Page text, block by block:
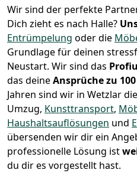
Wir sind der perfekte
Dich zieht es nach Halle?
Entrümpelung oder die
Grundlage für deinen
Neustart. Wir sind das
das deineAnsprüche zu
Jahren sind wir in Wetzlar
Umzug, Kunsttransport,
Haushaltsauflösungen und
übersenden wir dir ein
professionelle Lösung ist
du dir es vorgestellt hast.